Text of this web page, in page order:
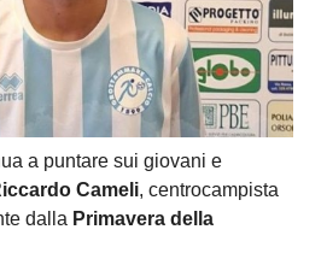
a puntare sui giovani e
Cameli, centrocampista
dalla Primavera della